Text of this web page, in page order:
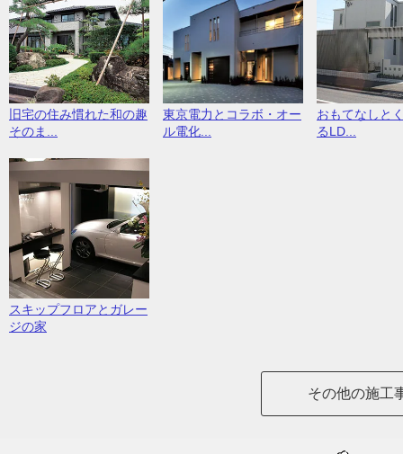
旧宅の住み慣れた和の趣
そのま...
東京電力とコラボ・オー
ル電化...
おもてなしと
るLD...
スキップフロアとガレー
ジの家
その他の施工